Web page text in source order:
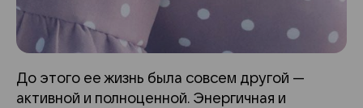
До этого ее жизнь была совсем другой —
активной и полноценной. Энергичная и